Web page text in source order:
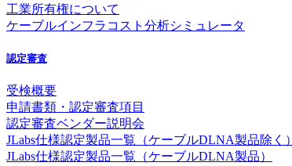
工業所有権について
ケーブルインフラコスト分析シミュレータ
認定審査
受検概要
申請書類・認定審査項目
認定審査ベンダー説明会
JLabs仕様認定製品一覧（ケーブルDLNA製品除く）
JLabs仕様認定製品一覧（ケーブルDLNA製品）